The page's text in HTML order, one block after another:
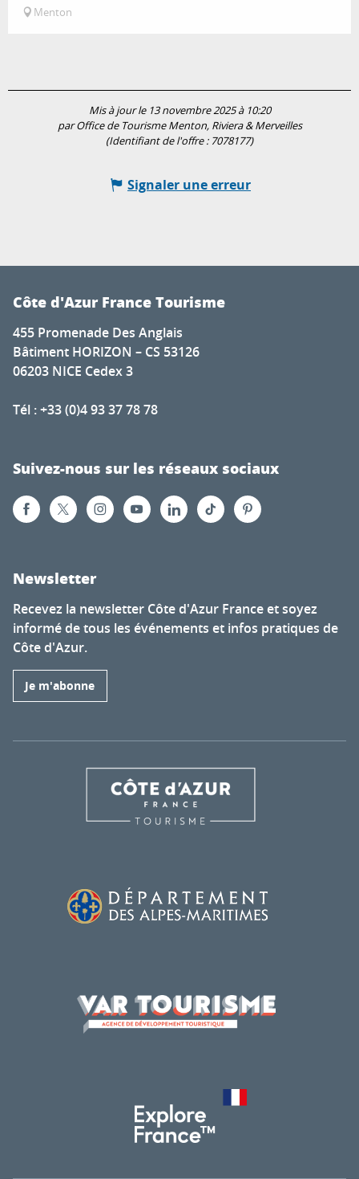
Menton
Mis à jour le 13 novembre 2025 à 10:20
par Office de Tourisme Menton, Riviera & Merveilles
(Identifiant de l'offre : 7078177)
Signaler une erreur
Côte d'Azur France Tourisme
455 Promenade Des Anglais
Bâtiment HORIZON – CS 53126
06203 NICE Cedex 3
Tél : +33 (0)4 93 37 78 78
Suivez-nous sur les réseaux sociaux
Newsletter
Recevez la newsletter Côte d'Azur France et soyez
informé de tous les événements et infos pratiques de
Côte d'Azur.
Je m'abonne